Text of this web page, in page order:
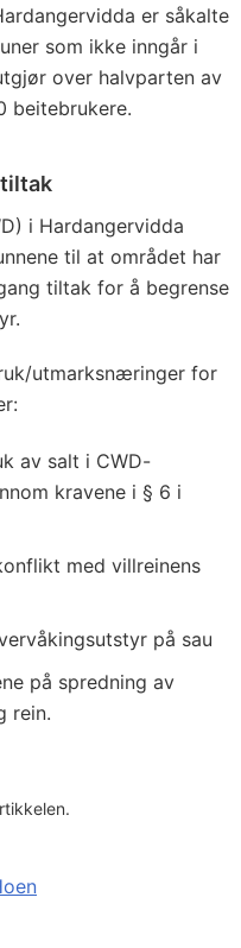
er såkalte
som ikke inngår i
over halvparten av
beitebrukere.
i Hardangervidda
til at området har
tiltak for å begrense
utmarksnæringer for
av salt i CWD-
kravene i § 6 i
med villreinens
på sau
på spredning av
rein.